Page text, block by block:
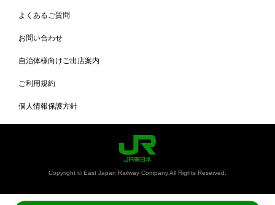
よくあるご質問
お問い合わせ
自治体様向けご出店案内
ご利用規約
個人情報保護方針
Copyright © East Japan Railway Company All Rights Reserved.